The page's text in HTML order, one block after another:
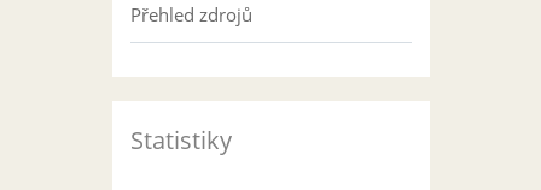
Přehled zdrojů
Statistiky